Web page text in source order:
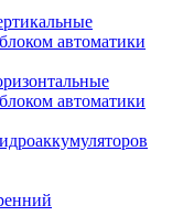
автоматики
автоматики